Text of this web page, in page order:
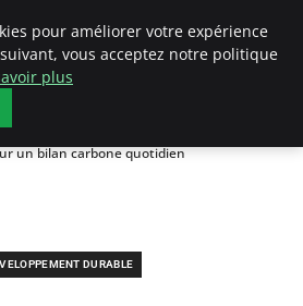
un bilan carbone quotidien
DURABLE
pour améliorer votre expérience
vous acceptez notre politique
plus